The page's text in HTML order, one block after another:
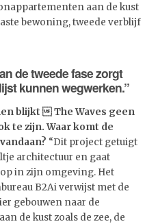
aan de kust
bewoning, tweede verblijf
de tweede fase zorgt
kunnen wegwerken.”
blijkt  The Waves geen
te zijn. Waar komt de
“Dit project getuigt
architectuur en gaat
in zijn omgeving. Het
B2Ai verwijst met de
gebouwen naar de
de kust zoals de zee, de